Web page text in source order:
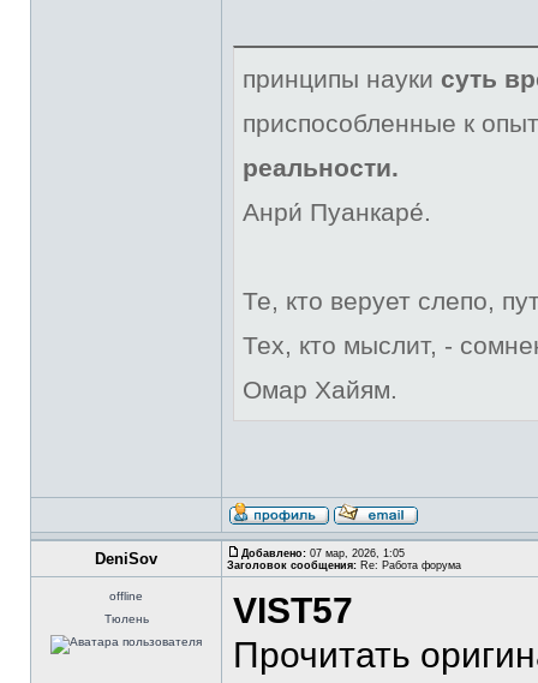
принципы науки суть
приспособленные к
реальности.
Анри́ Пуанкаре́.
Те, кто верует слепо,
Тех, кто мыслит, -
Омар Хайям.
DeniSov Добавлено: 07 мар, 2026, 1:05
Заголовок сообщения: Re: Работа форума
offline
Тюлень
VIST57
Прочитать